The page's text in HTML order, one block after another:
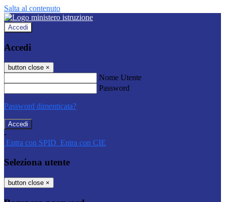
Salta al contenuto
Accedi
Accedi
button close ×
Nome Utente
Password
Password dimenticata?
-
Entra con SPID Entra con CIE
Seleziona utente
button close ×